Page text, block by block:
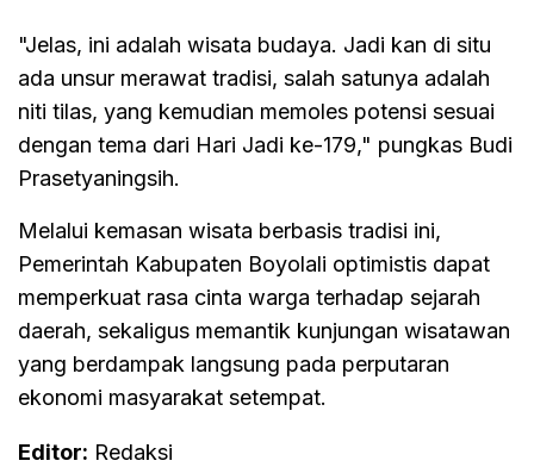
"Jelas, ini adalah wisata budaya. Jadi kan di situ
ada unsur merawat tradisi, salah satunya adalah
niti tilas, yang kemudian memoles potensi sesuai
dengan tema dari Hari Jadi ke-179," pungkas Budi
Prasetyaningsih.
Melalui kemasan wisata berbasis tradisi ini,
Pemerintah Kabupaten Boyolali optimistis dapat
memperkuat rasa cinta warga terhadap sejarah
daerah, sekaligus memantik kunjungan wisatawan
yang berdampak langsung pada perputaran
ekonomi masyarakat setempat.
Editor: Redaksi